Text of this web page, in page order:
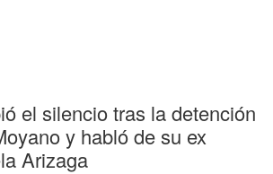
el silencio tras la detención
y habló de su ex
Arizaga